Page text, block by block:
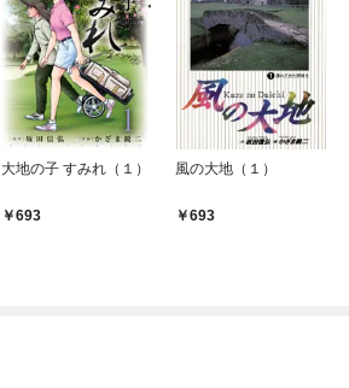
大地の子 すみれ（１）
693
風の大地（１）
693